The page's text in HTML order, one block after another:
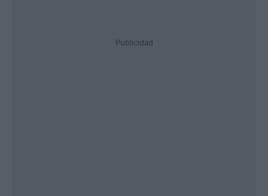
Publicidad